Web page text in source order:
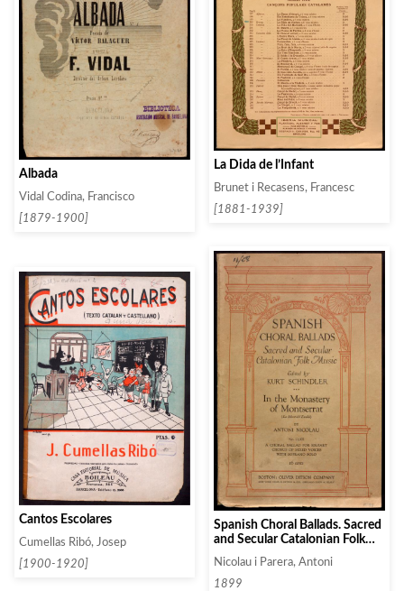
Albada
Vidal Codina, Francisco
[1879-1900]
La Dida de l’Infant
Brunet i Recasens, Francesc
[1881-1939]
Cantos Escolares
Cumellas Ribó, Josep
[1900-1920]
Spanish Choral Ballads. Sacred
and Secular Catalonian Folk
Music. In the Monastery of
Montserrat (La Mort del
Escolá)
Nicolau i Parera, Antoni
1899